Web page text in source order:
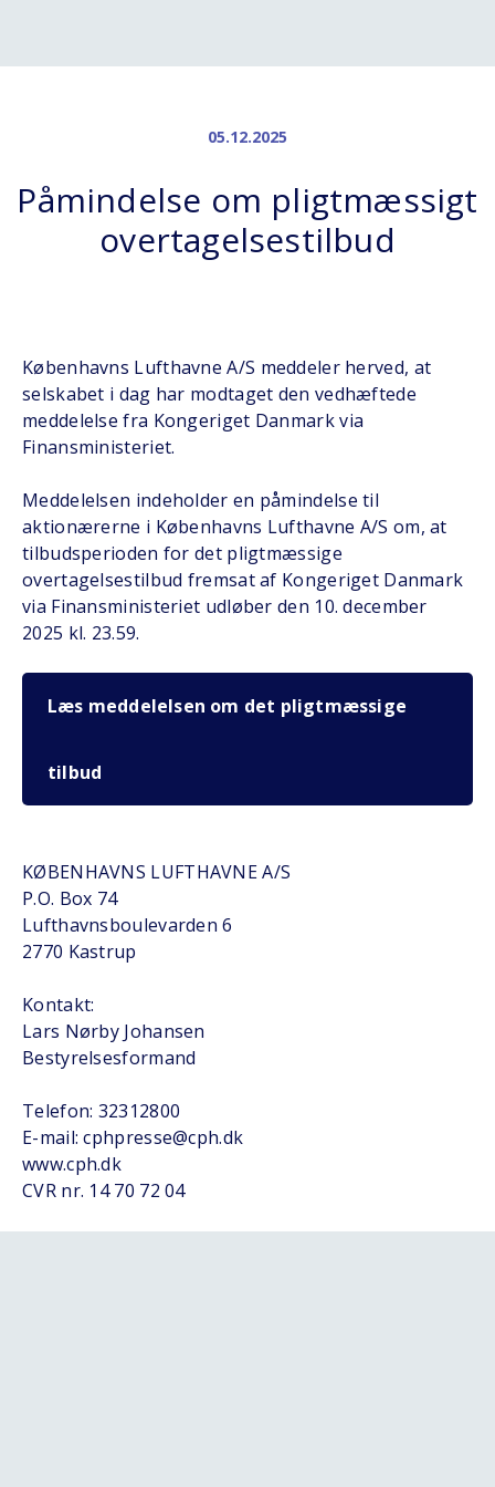
05.12.2025
Påmindelse om pligtmæssigt
overtagelsestilbud
Københavns Lufthavne A/S meddeler herved, at
selskabet i dag har modtaget den vedhæftede
meddelelse fra Kongeriget Danmark via
Finansministeriet.
Meddelelsen indeholder en påmindelse til
aktionærerne i Københavns Lufthavne A/S om, at
tilbudsperioden for det pligtmæssige
overtagelsestilbud fremsat af Kongeriget Danmark
via Finansministeriet udløber den 10. december
2025 kl. 23.59.
Læs meddelelsen om det pligtmæssige
tilbud
KØBENHAVNS LUFTHAVNE A/S
P.O. Box 74
Lufthavnsboulevarden 6
2770 Kastrup
Kontakt:
Lars Nørby Johansen
Bestyrelsesformand
Telefon: 32312800
E-mail: cphpresse@cph.dk
www.cph.dk
CVR nr. 14 70 72 04